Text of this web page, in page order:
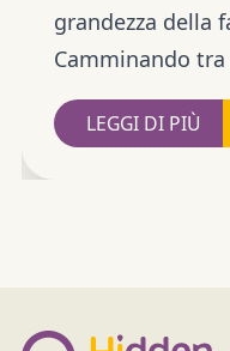
grandezza della
Camminando
LEGGI DI PIÙ